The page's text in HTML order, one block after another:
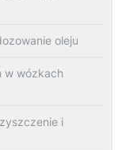
oleju
w wózkach
i